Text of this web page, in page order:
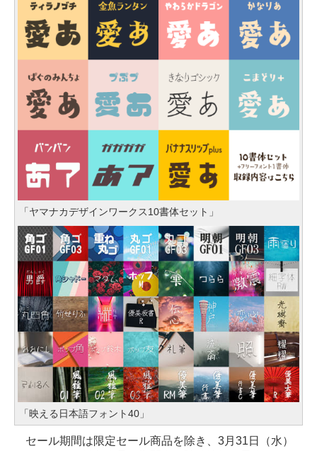
「ヤマナカデザインワークス10書体セット」
「映える日本語フォント40」
セール期間は限定セール商品を除き、3月31日（水）